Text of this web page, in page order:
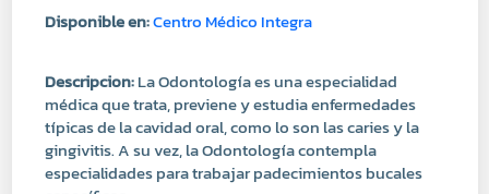
Descripcion:La Odontología es una especialidad
gingivitis. A su vez, la Odontología contempla
especialidades para trabajar padecimientos bucales
específicos.